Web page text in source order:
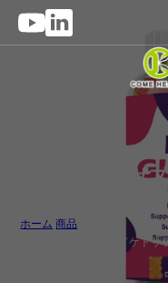
サ
ー
ホーム /商品
プライベートブランドケトサ